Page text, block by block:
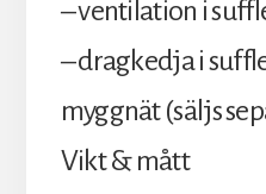
– ventilation i
– dragkedja i
myggnät (säljs
Vikt & mått